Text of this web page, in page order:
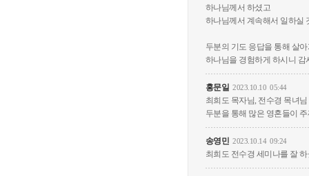
하나님께서 하셨고
하나님께서 계속해서 일하실
두분의 기도 응답을 통해 살
하나님을 경험하게 하시니 감
홍문일 2023.10.10 05:44
최희도 목자님, 전수경 목녀
두분을 통해 많은 영혼들이
송영민 2023.10.14 09:24
최희도 전수경 세미나를 잘